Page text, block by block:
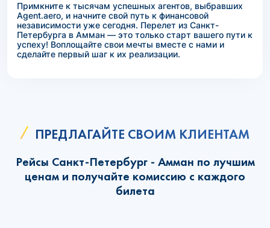
Примкните к тысячам успешных агентов, выбравших
Agent.aero, и начните свой путь к финансовой
независимости уже сегодня. Перелет из Санкт-
Петербурга в Амман — это только старт вашего пути к
успеху! Воплощайте свои мечты вместе с нами и
сделайте первый шаг к их реализации.
ПРЕДЛАГАЙТЕ СВОИМ КЛИЕНТАМ
Рейсы Санкт-Петербург - Амман по лучшим
ценам и получайте комиссию с каждого
билета